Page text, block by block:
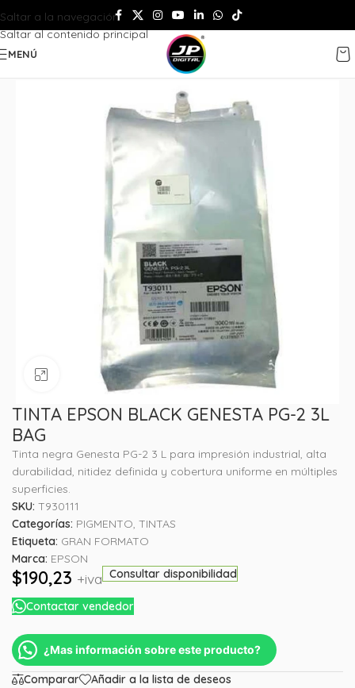
Saltar a la navegación
Saltar al contenido principal
MENÚ
Haga clic para ampliar
TINTA EPSON BLACK GENESTA PG-2 3L
BAG
Tinta negra Genesta PG-2 3 L para impresión industrial, alta
durabilidad, nitidez definida y cobertura uniforme en múltiples
superficies.
SKU: T930111
Categorías: PIGMENTO, TINTAS
Etiqueta: GRAN FORMATO
Marca: EPSON
$190,23 +iva Consultar disponibilidad
Contactar vendedor
¿Mas información sobre este producto?
Comparar
Añadir a la lista de deseos